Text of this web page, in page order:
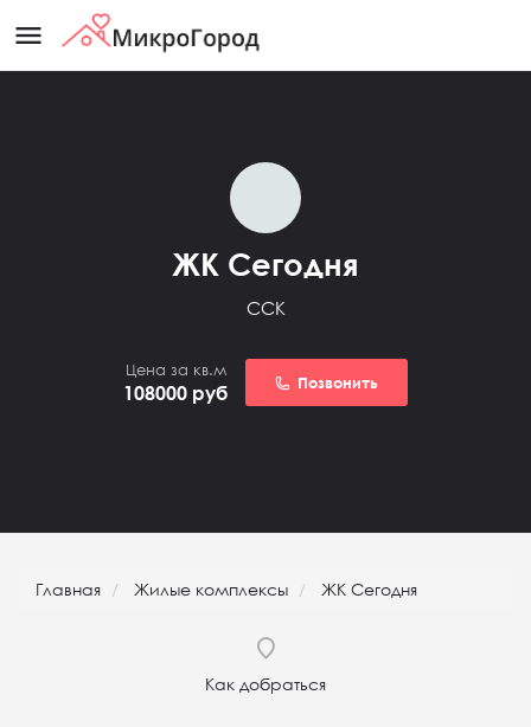
menu
ЖК Сегодня
ССК
Цена за кв.м
108000 руб Позвонить
Главная Жилые комплексы ЖК Сегодня
Как добраться